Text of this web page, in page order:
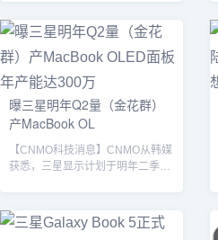
量仍呈现回暖趋势。预估2025年全
球笔电出货量将年增约2.2%，总量
突破1.8亿台，主要得益于东南亚
产能的持续扩张与多元市场需求的
支撑。报告分析，2025年第二季度
出货表现尤为强劲，单季出货量环
比增长9.5%。主要驱动力包括东南
的零关税待...
曝三星明年Q2量（金花群）
产MacBook OL
【CNMO科技消息】CNMO从韩媒
获悉，三星显示计划于明年二季度
OLED屏幕的MacBook产品，预计
最早于明年第四季度上市。据多方